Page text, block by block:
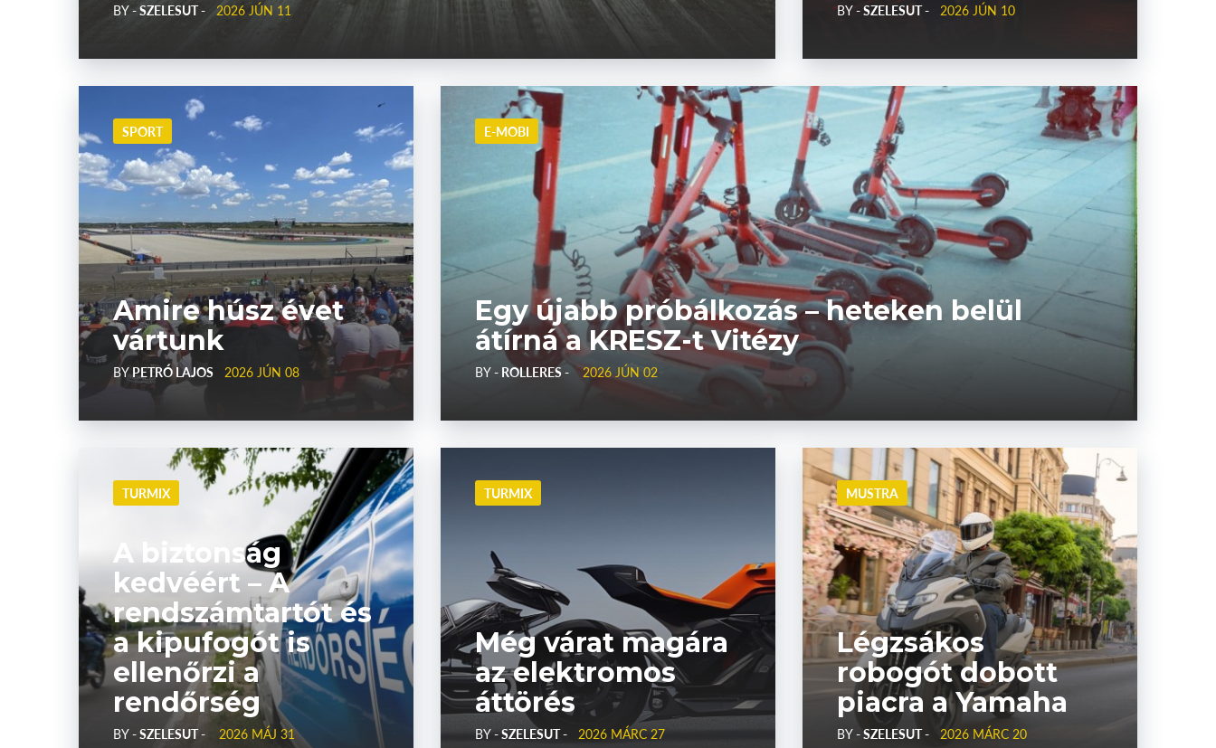
BY- SZELESUT - 2026 JÚN 11 BY- SZELESUT - 2026 JÚN 10
SPORT
Amire húsz évet
vártunk
BYPETRÓ LAJOS 2026 JÚN 08
E-MOBI
Egy újabb próbálkozás – heteken belül
átírná a KRESZ-t Vitézy
BY- ROLLERES - 2026 JÚN 02
TURMIX
A biztonság
kedvéért – A
rendszámtartót és
a kipufogót is
ellenőrzi a
rendőrség
BY- SZELESUT - 2026 MÁJ 31
TURMIX
Még várat magára
az elektromos
áttörés
BY- SZELESUT - 2026 MÁRC 27
MUSTRA
Légzsákos
robogót dobott
piacra a Yamaha
BY- SZELESUT - 2026 MÁRC 20